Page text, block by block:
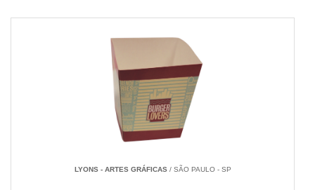
LYONS - ARTES GRÁFICAS/ SÃO PAULO - SP